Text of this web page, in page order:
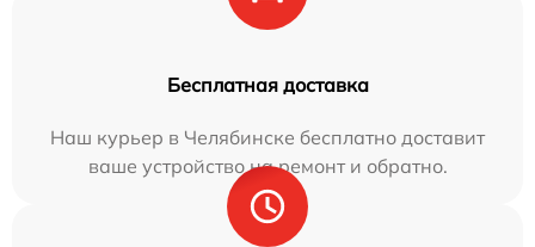
Бесплатная доставка
Наш курьер в Челябинске бесплатно доставит
ваше устройство на ремонт и обратно.